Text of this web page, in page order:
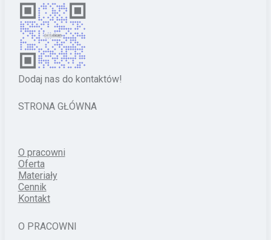
Dodaj nas do kontaktów!
STRONA GŁÓWNA
O pracowni
Oferta
Materiały
Cennik
Kontakt
O PRACOWNI